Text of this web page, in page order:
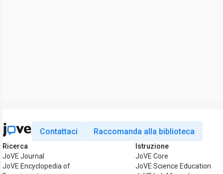
Contattaci Raccomanda alla biblioteca
Ricerca
JoVE Journal
JoVE Encyclopedia of
Istruzione
JoVE Core
JoVE Science Education